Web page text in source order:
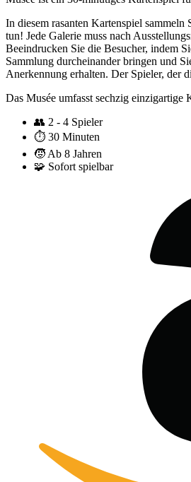
In diesem rasanten Kartenspiel
tun! Jede Galerie muss nach
Beeindrucken Sie die Besucher, indem
Sammlung durcheinander bringen und
Anerkennung erhalten. Der Spieler, der
Das Musée umfasst sechzig
👥 2 - 4 Spieler
⏱️ 30 Minuten
🧒 Ab 8 Jahren
🧩 Sofort spielbar